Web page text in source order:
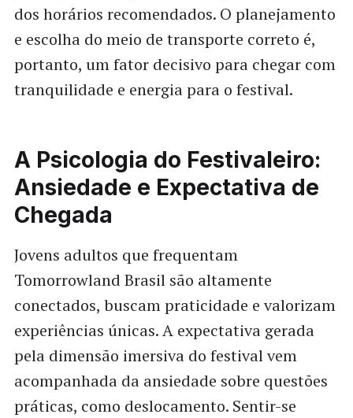
dos horários recomendados. O planejamento
e escolha do meio de transporte correto é,
portanto, um fator decisivo para chegar com
tranquilidade e energia para o festival.
A Psicologia do Festivaleiro:
Ansiedade e Expectativa de
Chegada
Jovens adultos que frequentam
Tomorrowland Brasil são altamente
conectados, buscam praticidade e valorizam
experiências únicas. A expectativa gerada
pela dimensão imersiva do festival vem
acompanhada da ansiedade sobre questões
práticas, como deslocamento. Sentir-se